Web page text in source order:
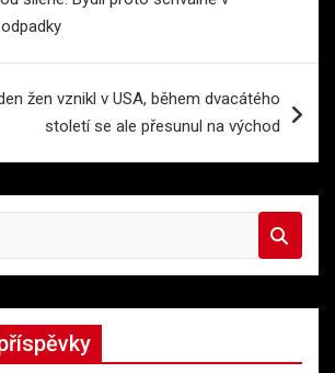
žen vznikl v USA, během dvacátého
století se ale přesunul na východ